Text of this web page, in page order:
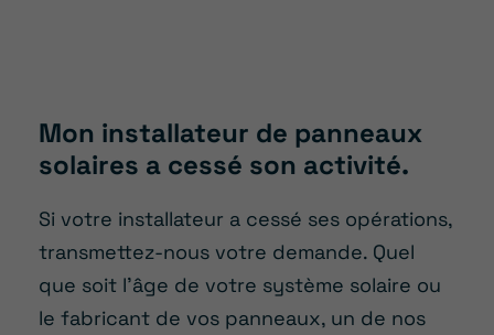
Mon installateur de panneaux
solaires a cessé son activité.
Si votre installateur a cessé ses opérations,
transmettez-nous votre demande. Quel
que soit l’âge de votre système solaire ou
le fabricant de vos panneaux, un de nos